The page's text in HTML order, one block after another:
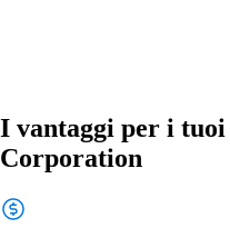
I vantaggi per i
Corporation